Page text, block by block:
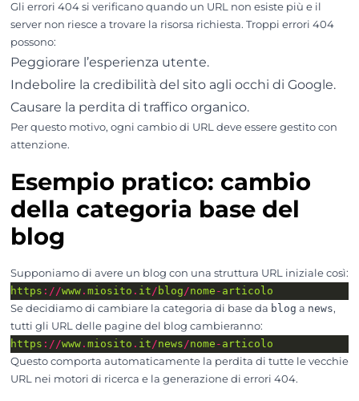
Gli errori 404 si verificano quando un URL non esiste più e il
server non riesce a trovare la risorsa richiesta. Troppi errori 404
possono:
Peggiorare l’esperienza utente.
Indebolire la credibilità del sito agli occhi di Google.
Causare la perdita di traffico organico.
Per questo motivo, ogni cambio di URL deve essere gestito con
attenzione.
Esempio pratico: cambio
della categoria base del
blog
Supponiamo di avere un blog con una struttura URL iniziale così:
https ://www. miosito . it/ blog/nome - articolo
Se decidiamo di cambiare la categoria di base da blog a news,
tutti gli URL delle pagine del blog cambieranno:
https ://www. miosito . it/news/nome - articolo
Questo comporta automaticamente la perdita di tutte le vecchie
URL nei motori di ricerca e la generazione di errori 404.